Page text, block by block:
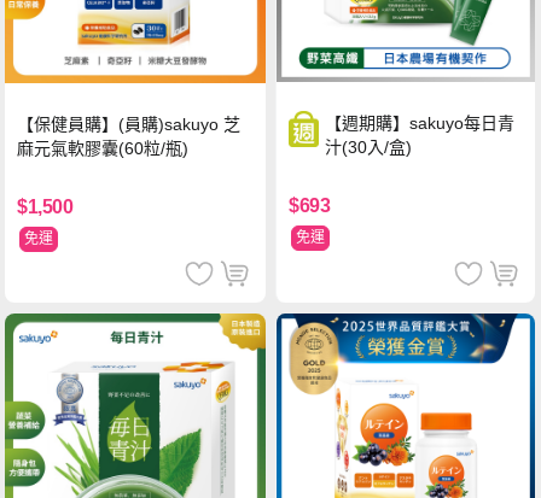
【保健員購】(員購)sakuyo 芝
麻元氣軟膠囊(60粒/瓶)
$1,500
免運
【週期購】sakuyo每日青
汁(30入/盒)
$693
免運